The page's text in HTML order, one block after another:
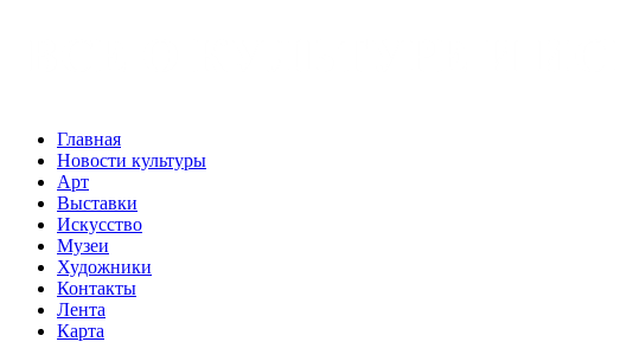
Главная
Новости культуры
Арт
Выставки
Искусство
Музеи
Художники
Контакты
Лента
Карта